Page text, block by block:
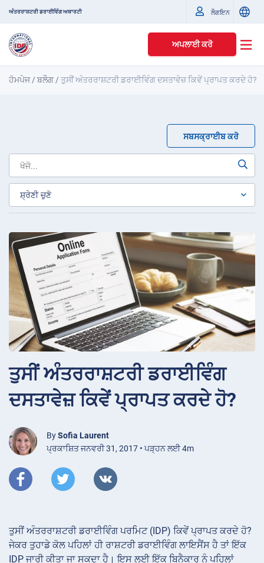
ਅੰਤਰਰਾਸ਼ਟਰੀ ਡਰਾਈਵਿੰਗ ਅਥਾਰਟੀ ਲੌਗਇਨ
ਅਪਲਾਈ ਕਰੋ
ਹੋਮਪੇਜ/ਬਲੌਗ /ਤੁਸੀਂ ਅੰਤਰਰਾਸ਼ਟਰੀ ਡਰਾਈਵਿੰਗ ਦਸਤਾਵੇਜ਼ ਕਿਵੇਂ ਪ੍ਰਾਪਤ ਕਰਦੇ ਹੋ?
ਸਬਸਕ੍ਰਾਈਬ ਕਰੋ
ਤੁਸੀਂ ਅੰਤਰਰਾਸ਼ਟਰੀ ਡਰਾਈਵਿੰਗ
ਦਸਤਾਵੇਜ਼ ਕਿਵੇਂ ਪ੍ਰਾਪਤ ਕਰਦੇ ਹੋ?
BySofia Laurent
ਪ੍ਰਕਾਸ਼ਿਤ ਜਨਵਰੀ 31, 2017 • ਪੜ੍ਹਨ ਲਈ 4m
ਤੁਸੀਂ ਅੰਤਰਰਾਸ਼ਟਰੀ ਡਰਾਈਵਿੰਗ ਪਰਮਿਟ (IDP) ਕਿਵੇਂ ਪ੍ਰਾਪਤ ਕਰਦੇ ਹੋ?
ਜੇਕਰ ਤੁਹਾਡੇ ਕੋਲ ਪਹਿਲਾਂ ਹੀ ਰਾਸ਼ਟਰੀ ਡਰਾਈਵਿੰਗ ਲਾਇਸੈਂਸ ਹੈ ਤਾਂ ਇੱਕ
IDP ਜਾਰੀ ਕੀਤਾ ਜਾ ਸਕਦਾ ਹੈ। ਇਸ ਲਈ ਇੱਕ ਬਿਨੈਕਾਰ ਨੂੰ ਪਹਿਲਾਂ